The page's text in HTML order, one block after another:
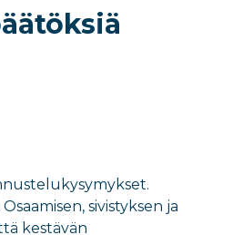
sivistyksen ja
kestävän